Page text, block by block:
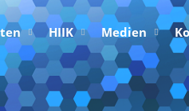
HIIK Medien